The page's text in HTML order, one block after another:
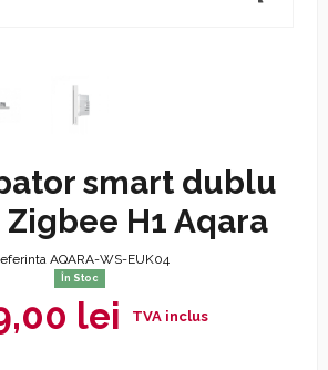
smart dublu
H1 Aqara
AQARA-WS-EUK04
În Stoc
lei